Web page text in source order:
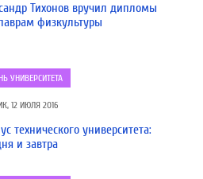
Тихонов вручил дипломы
физкультуры
УНИВЕРСИТЕТА
12 ИЮЛЯ 2016
технического университета:
и завтра